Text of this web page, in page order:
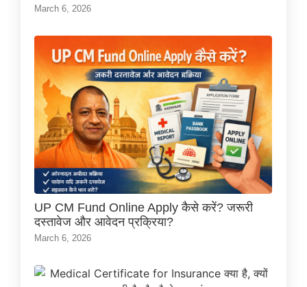
March 6, 2026
UP CM Fund Online Apply कैसे करें? जरूरी
दस्तावेज और आवेदन प्रक्रिया?
March 6, 2026